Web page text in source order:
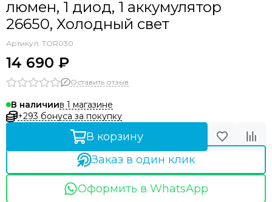
люмен, 1 диод, 1 аккумулятор
26650, Холодный свет
Артикул: TOR030
14 690 ₽
Оставить отзыв
В наличиив 1 магазине
+293 бонуса за покупку
В корзину
Заказ в один клик
Оформить в WhatsApp